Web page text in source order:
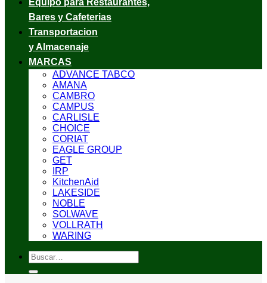
Equipo para Restaurantes,
Bares y Cafeterias
Transportacion
y Almacenaje
MARCAS
ADVANCE TABCO
AMANA
CAMBRO
CAMPUS
CARLISLE
CHOICE
CORIAT
EAGLE GROUP
GET
IRP
KitchenAid
LAKESIDE
NOBLE
SOLWAVE
VOLLRATH
WARING
Buscar
por: